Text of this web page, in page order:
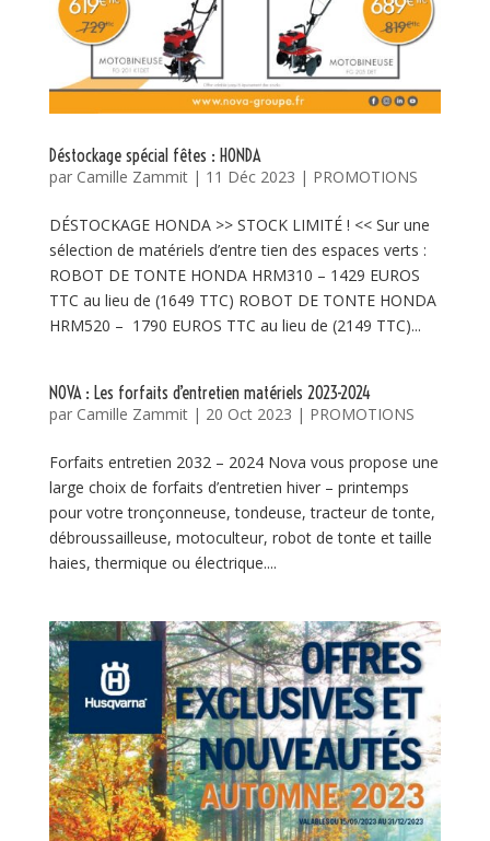
Déstockage spécial fêtes : HONDA
par Camille Zammit| 11 Déc 2023 | PROMOTIONS
DÉSTOCKAGE HONDA >> STOCK LIMITÉ ! << Sur une
sélection de matériels d’entre tien des espaces verts :
ROBOT DE TONTE HONDA HRM310 – 1429 EUROS
TTC au lieu de (1649 TTC) ROBOT DE TONTE HONDA
HRM520 – 1790 EUROS TTC au lieu de (2149 TTC)...
NOVA : Les forfaits d’entretien matériels 2023-2024
par Camille Zammit| 20 Oct 2023 | PROMOTIONS
Forfaits entretien 2032 – 2024 Nova vous propose une
large choix de forfaits d’entretien hiver – printemps
pour votre tronçonneuse, tondeuse, tracteur de tonte,
débroussailleuse, motoculteur, robot de tonte et taille
haies, thermique ou électrique....